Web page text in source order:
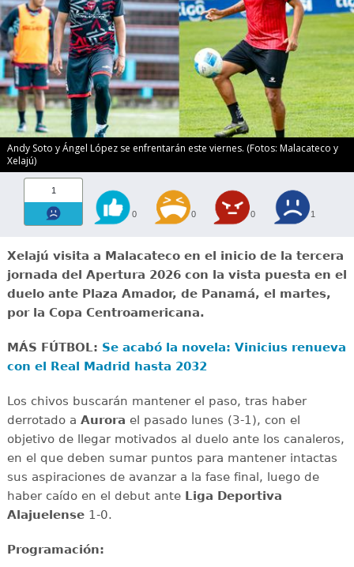
Andy Soto y Ángel López se enfrentarán este viernes. (Fotos: Malacateco y
Xelajú)
1
0 0 0 1
Xelajú visita a Malacateco en el inicio de la tercera
jornada del Apertura 2026 con la vista puesta en el
duelo ante Plaza Amador, de Panamá, el martes,
por la Copa Centroamericana.
MÁS FÚTBOL: Se acabó la novela: Vinicius renueva
con el Real Madrid hasta 2032
Los chivos buscarán mantener el paso, tras haber
derrotado a Aurora el pasado lunes (3-1), con el
objetivo de llegar motivados al duelo ante los canaleros,
en el que deben sumar puntos para mantener intactas
sus aspiraciones de avanzar a la fase final, luego de
haber caído en el debut ante Liga Deportiva
Alajuelense1-0.
Programación: